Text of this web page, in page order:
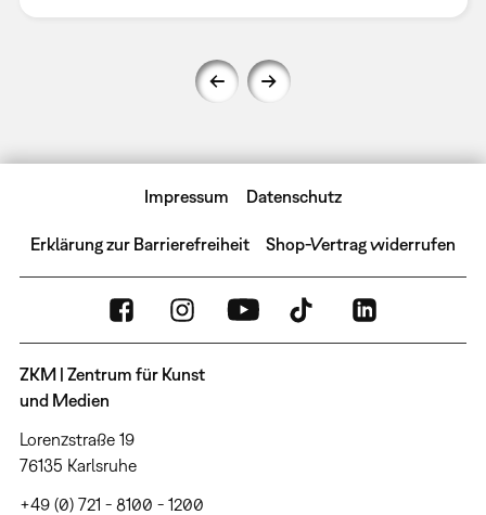
Impressum Datenschutz
Erklärung zur Barrierefreiheit Shop-Vertrag widerrufen
ZKM | Zentrum für Kunst
und Medien
Lorenzstraße 19
76135 Karlsruhe
+49 (0) 721 - 8100 - 1200